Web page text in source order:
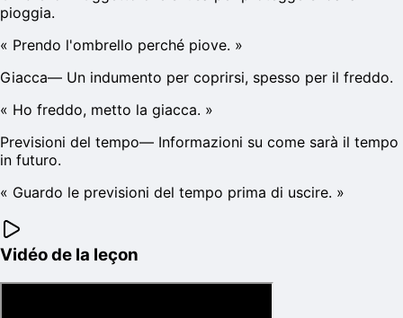
pioggia.
« Prendo l'ombrello perché piove. »
Giacca— Un indumento per coprirsi, spesso per il freddo.
« Ho freddo, metto la giacca. »
Previsioni del tempo— Informazioni su come sarà il tempo
in futuro.
« Guardo le previsioni del tempo prima di uscire. »
Vidéo de la leçon